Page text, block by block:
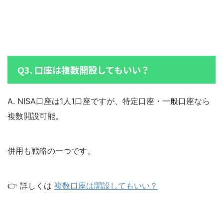
Q3. 口座は複数開設してもいい？
A. NISA口座は1人1口座ですが、特定口座・一般口座なら
複数開設可能。
併用も戦略の一つです。
👉 詳しくは 複数口座は開設してもいい？